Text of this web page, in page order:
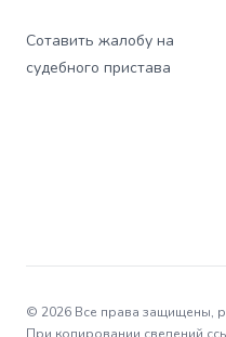
Сотавить жалобу на
судебного пристава
© 2026 Все права защищены,